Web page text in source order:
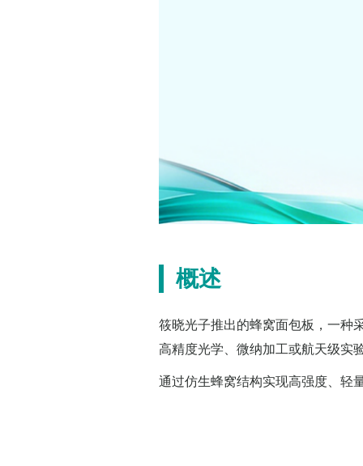
概述
筱晓光子推出的蜂窝面包板，一种
高精度光学、微纳加工或航天级实
通过仿生蜂窝结构实现高强度、轻